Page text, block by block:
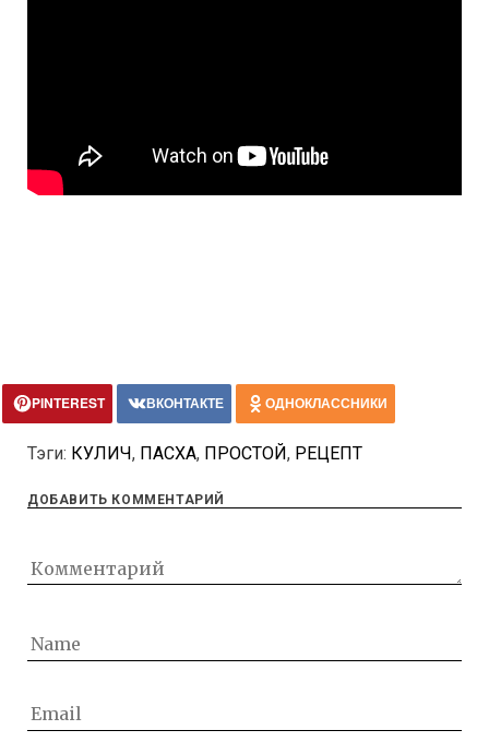
PINTEREST ВКОНТАКТЕ ОДНОКЛАССНИКИ
Тэги: КУЛИЧ, ПАСХА, ПРОСТОЙ, РЕЦЕПТ
ДОБАВИТЬ КОММЕНТАРИЙ